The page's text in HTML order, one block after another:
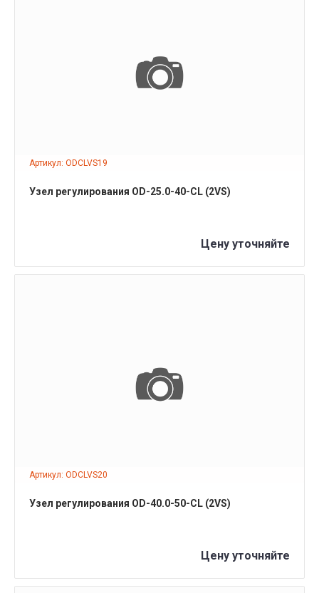
Артикул: ODCLVS19
ПОДРОБНЕЕ
Узел регулирования OD-25.0-40-CL (2VS)
Цену уточняйте
Артикул: ODCLVS20
ПОДРОБНЕЕ
Узел регулирования OD-40.0-50-CL (2VS)
Цену уточняйте